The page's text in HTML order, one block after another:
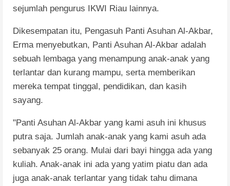
sejumlah pengurus IKWI Riau lainnya.
Dikesempatan itu, Pengasuh Panti Asuhan Al-Akbar,
Erma menyebutkan, Panti Asuhan Al-Akbar adalah
sebuah lembaga yang menampung anak-anak yang
terlantar dan kurang mampu, serta memberikan
mereka tempat tinggal, pendidikan, dan kasih
sayang.
"Panti Asuhan Al-Akbar yang kami asuh ini khusus
putra saja. Jumlah anak-anak yang kami asuh ada
sebanyak 25 orang. Mulai dari bayi hingga ada yang
kuliah. Anak-anak ini ada yang yatim piatu dan ada
juga anak-anak terlantar yang tidak tahu dimana